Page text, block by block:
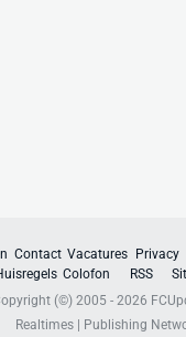
Contact Vacatures Privacy
Colofon RSS
(©) 2005 - 2026
Realtimes | Publishing